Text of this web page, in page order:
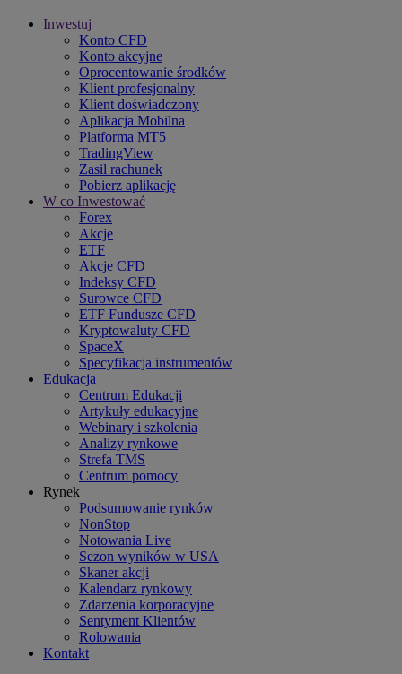
Inwestuj
Konto CFD
Konto akcyjne
Oprocentowanie środków
Klient profesjonalny
Klient doświadczony
Aplikacja Mobilna
Platforma MT5
TradingView
Zasil rachunek
Pobierz aplikację
W co Inwestować
Forex
Akcje
ETF
Akcje CFD
Indeksy CFD
Surowce CFD
ETF Fundusze CFD
Kryptowaluty CFD
SpaceX
Specyfikacja instrumentów
Edukacja
Centrum Edukacji
Artykuły edukacyjne
Webinary i szkolenia
Analizy rynkowe
Strefa TMS
Centrum pomocy
Rynek
Podsumowanie rynków
NonStop
Notowania Live
Sezon wyników w USA
Skaner akcji
Kalendarz rynkowy
Zdarzenia korporacyjne
Sentyment Klientów
Rolowania
Kontakt